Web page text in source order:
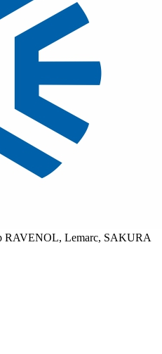
RAVENOL, Lemarc, SAKURA